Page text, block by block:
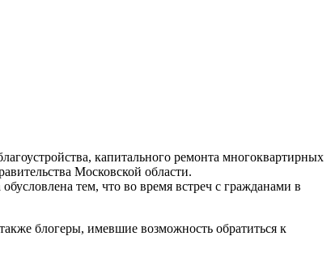
капитального ремонта многоквартирных
Московской области.
тем, что во время встреч с гражданами в
блогеры, имевшие возможность обратиться к